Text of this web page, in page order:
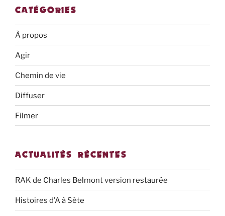
CATÉGORIES
À propos
Agir
Chemin de vie
Diffuser
Filmer
ACTUALITÉS RÉCENTES
RAK de Charles Belmont version restaurée
Histoires d’A à Sète